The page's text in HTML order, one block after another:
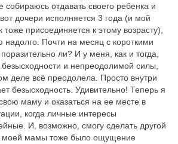
собираюсь отдавать своего ребенка и
дочери исполняется 3 года (и мой
тоже присоединяется к этому возрасту),
Почти на месяц с короткими
ли? И у меня, как и тогда,
и непреодолимой силы,
деле всё преодолела. Просто внутри
безысходность. Удивительно! Теперь я
маму и оказаться на ее месте в
когда личные интересы
И, возможно, смогу сделать другой
моей мамы тоже было ощущение